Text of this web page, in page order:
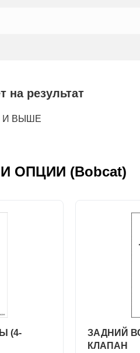
результат
И ВЫШЕ
И ОПЦИИ (Bobcat)
(4-
ЗАДНИЙ
КЛАПАН